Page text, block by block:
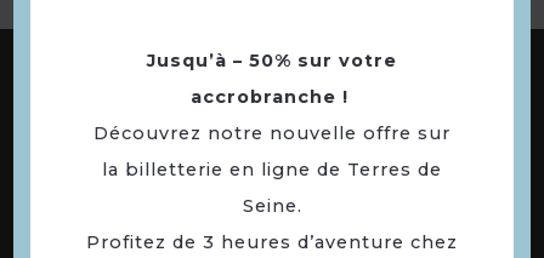
ABONNEZ-VOUS À NOTRE NEWSLETTER
DÉCOUVREZ LES
73 COMMUNES
DE NOTRE TERRITOIRE
Jusqu’à – 50% sur votre
accrobranche !
Découvrez notre nouvelle offre sur
la billetterie en ligne de Terres de
Seine.
Profitez de 3 heures d’aventure chez